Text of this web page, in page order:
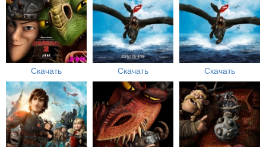
Скачать Скачать Скачать